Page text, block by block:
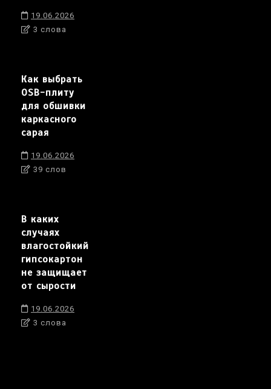
19.06.2026
3 слова
Как выбрать
OSB-плиту
для обшивки
каркасного
сарая
19.06.2026
39 слов
В каких
случаях
влагостойкий
гипсокартон
не защищает
от сырости
19.06.2026
3 слова